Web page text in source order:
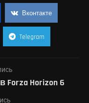
Вконтакте
Telegram
Horizon 6